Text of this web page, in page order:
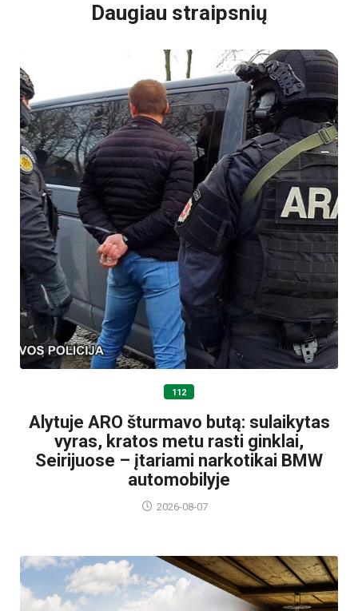
Daugiau straipsnių
112
Alytuje ARO šturmavo butą: sulaikytas
vyras, kratos metu rasti ginklai,
Seirijuose – įtariami narkotikai BMW
automobilyje
2026-08-07